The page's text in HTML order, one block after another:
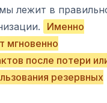
лежит в
Именно
мгновенно
после потери
резервных